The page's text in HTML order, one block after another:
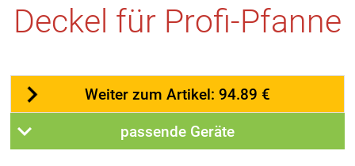
Deckel für Profi-Pfanne
Weiter zum Artikel: 94.89 €
passende Geräte